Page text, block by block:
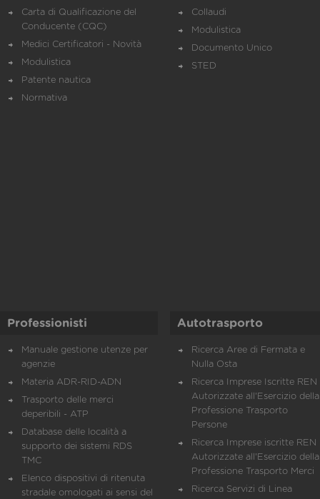
Carta di Qualificazione del
Conducente (CQC)
Medici Certificatori - Novità
Modulistica
Patente nautica
Normativa
Collaudi
Modulistica
Documento Unico
STED
Professionisti
Manuale gestione utenze per
agenzie
Materia ADR-RID-ADN
Trasporto delle merci
deperibili - ATP
Database delle località a
supporto dei sistemi RDS
TMC
Elenco dispositivi di ritenuta
stradale omologati ai sensi del
Autotrasporto
Ricerca Aree di Fermata e
Nulla Osta
Ricerca Imprese Iscritte REN
Autorizzate all'Esercizio della
Professione Trasporto
Persone
Ricerca Imprese iscritte REN
Autorizzate all'Esercizio della
Professione Trasporto Merci
Ricerca Servizi di Linea